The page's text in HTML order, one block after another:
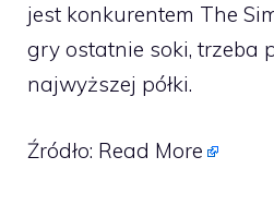
jest konkurentem The
gry ostatnie soki, trzeba
najwyższej półki.
Źródło: Read More